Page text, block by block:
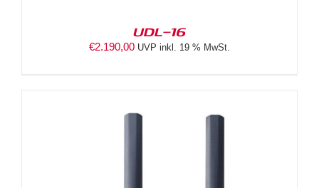
UDL-16
€2.190,00 UVP inkl. 19 % MwSt.